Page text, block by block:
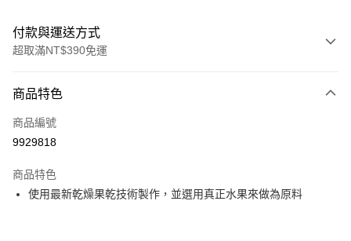
付款與運送方式
超取滿NT$390免運
POYA支付
信用卡一次付款
LINE Pay
商品特色
商品編號
9929818
商品特色
使用最新乾燥果乾技術製作，並選用真正水果來做為原料